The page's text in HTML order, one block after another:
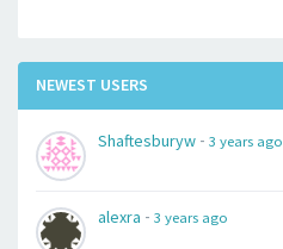
NEWEST USERS
Shaftesburyw - 3 years ago
alexra - 3 years ago